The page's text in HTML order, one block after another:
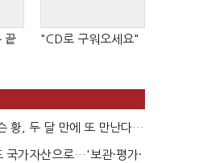
끝
"CD로 구워오세요"
황, 두 달 만에 또 만난다…
논...
국가자산으로…'보관·평가·